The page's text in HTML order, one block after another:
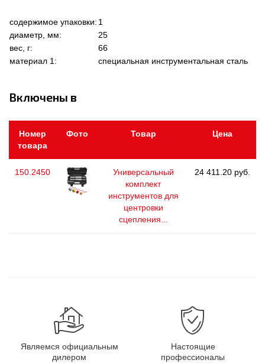
содержимое упаковки: 1
диаметр, мм:
25
вес, г:
66
материал 1:
специальная инструментальная сталь
Включены в
Номер
товара
Фото Товар Цена
150.2450
Универсальный
комплект
инструментов для
центровки
сцепления...
24 411.20 руб.
Являемся официальным
дилером
Настоящие
профессионалы